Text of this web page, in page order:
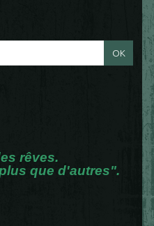
rêves.
que d'autres".